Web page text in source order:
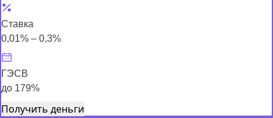
Ставка
0,01% – 0,3%
ГЭСВ
до 179%
Получить деньги